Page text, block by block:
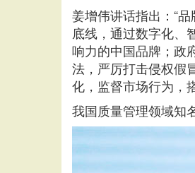
姜增伟讲话指出：“
底线，通过数字化、
响力的中国品牌；政
法，严厉打击侵权假
化，监督市场行为，
我国质量管理领域知